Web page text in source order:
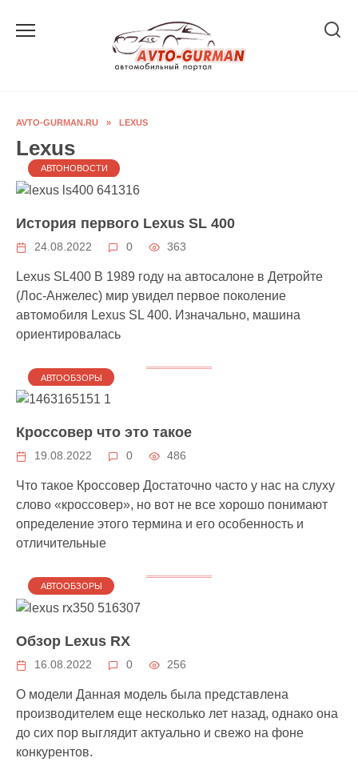
AVTO-GURMAN.RU » LEXUS
Lexus
АВТОНОВОСТИ
История первого Lexus SL 400
24.08.2022 0 363
Lexus SL400 В 1989 году на автосалоне в Детройте
(Лос-Анжелес) мир увидел первое поколение
автомобиля Lexus SL 400. Изначально, машина
ориентировалась
АВТООБЗОРЫ
Кроссовер что это такое
19.08.2022 0 486
Что такое Кроссовер Достаточно часто у нас на слуху
слово «кроссовер», но вот не все хорошо понимают
определение этого термина и его особенность и
отличительные
АВТООБЗОРЫ
Обзор Lexus RX
16.08.2022 0 256
О модели Данная модель была представлена
производителем еще несколько лет назад, однако она
до сих пор выглядит актуально и свежо на фоне
конкурентов.